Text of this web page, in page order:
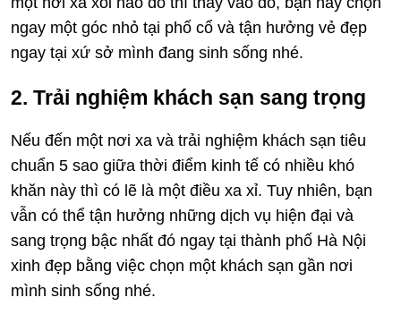
ngay một góc nhỏ tại phố cổ và tận hưởng vẻ đẹp
ngay tại xứ sở mình đang sinh sống nhé.
2. Trải nghiệm khách sạn sang trọng
Nếu đến một nơi xa và trải nghiệm khách sạn tiêu
chuẩn 5 sao giữa thời điểm kinh tế có nhiều khó
khăn này thì có lẽ là một điều xa xỉ. Tuy nhiên, bạn
vẫn có thể tận hưởng những dịch vụ hiện đại và
sang trọng bậc nhất đó ngay tại thành phố Hà Nội
xinh đẹp bằng việc chọn một khách sạn gần nơi
mình sinh sống nhé.